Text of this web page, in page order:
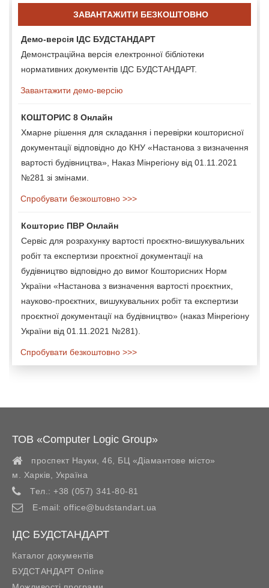
ЗАВАНТАЖИТИ БЕЗКОШТОВНО
Демо-версія ІДС БУДСТАНДАРТ
Демонстраційна версія електронної бібліотеки
нормативних документів ІДС БУДСТАНДАРТ.
Завантажити демо-версію
КОШТОРИС 8 Онлайн
Хмарне рішення для складання і перевірки кошторисної
документації відповідно до КНУ «Настанова з визначення
вартості будівництва», Наказ Мінрегіону від 01.11.2021
№281 зі змінами.
Спробувати безкоштовно >>>
Кошторис ПВР Онлайн
Сервіс для розрахунку вартості проєктно-вишукувальних
робіт та експертизи проєктної документації на
будівництво відповідно до вимог Кошторисних Норм
України «Настанова з визначення вартості проєктних,
науково-проєктних, вишукувальних робіт та експертизи
проєктної документації на будівництво» (наказ Мінрегіону
України від 01.11.2021 №281).
Спробувати безкоштовно >>>
ТОВ «Computer Logic Group»
проспект Науки, 46, БЦ «Діамантове місто»
м. Харків
Україна
Тел.: +38 (057) 341-80-81
E-mail: office@budstandart.ua
ІДС БУДСТАНДАРТ
Каталог документів
БУДСТАНДАРТ Online